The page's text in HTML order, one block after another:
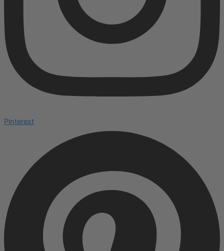
Pinterest